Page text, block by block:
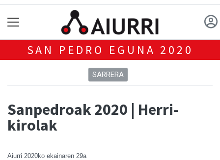
SAN PEDRO EGUNA 2020
SARRERA
Sanpedroak 2020 | Herri-
kirolak
Aiurri 2020ko ekainaren 29a